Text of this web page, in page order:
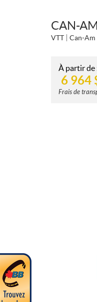
CAN-
VTT Can-Am
À partir de
6 964
Frais de